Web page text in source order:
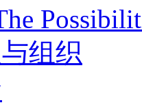
组织